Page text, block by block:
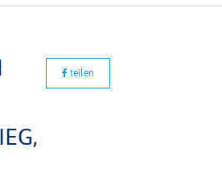
teilen